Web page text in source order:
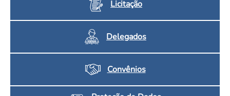
Licitação
Delegados
Convênios